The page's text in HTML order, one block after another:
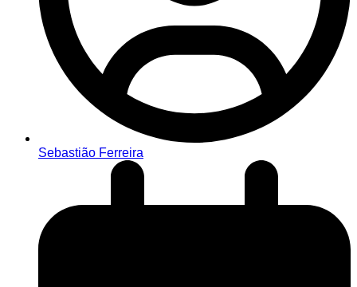
Sebastião Ferreira